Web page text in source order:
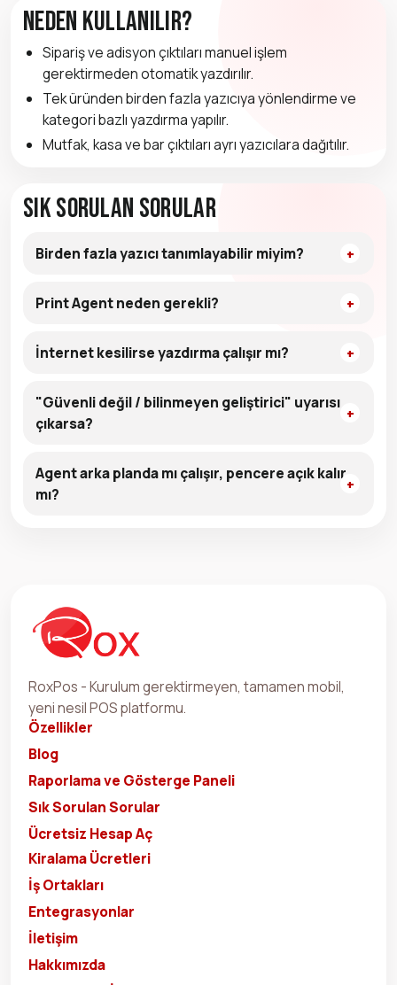
Neden Kullanılır?
Sipariş ve adisyon çıktıları manuel işlem
gerektirmeden otomatik yazdırılır.
Tek üründen birden fazla yazıcıya yönlendirme ve
kategori bazlı yazdırma yapılır.
Mutfak, kasa ve bar çıktıları ayrı yazıcılara dağıtılır.
Sık Sorulan Sorular
Birden fazla yazıcı tanımlayabilir miyim?
Print Agent neden gerekli?
İnternet kesilirse yazdırma çalışır mı?
"Güvenli değil / bilinmeyen geliştirici" uyarısı
çıkarsa?
Agent arka planda mı çalışır, pencere açık kalır
mı?
RoxPos - Kurulum gerektirmeyen, tamamen mobil,
yeni nesil POS platformu.
Özellikler
Blog
Raporlama ve Gösterge Paneli
Sık Sorulan Sorular
Ücretsiz Hesap Aç
Kiralama Ücretleri
İş Ortakları
Entegrasyonlar
İletişim
Hakkımızda